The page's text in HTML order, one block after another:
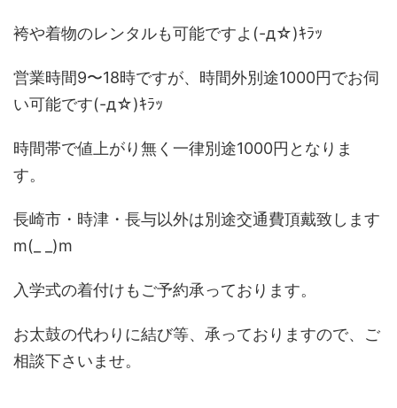
袴や着物のレンタルも可能ですよ(-д☆)ｷﾗｯ
営業時間9〜18時ですが、時間外別途1000円でお伺
い可能です(-д☆)ｷﾗｯ
時間帯で値上がり無く一律別途1000円となりま
す。
長崎市・時津・長与以外は別途交通費頂戴致します
m(_ _)m
入学式の着付けもご予約承っております。
お太鼓の代わりに結び等、承っておりますので、ご
相談下さいませ。